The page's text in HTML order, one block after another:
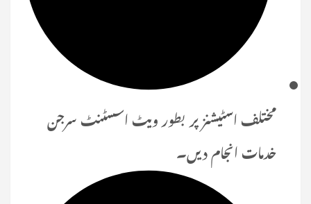
مختلف اسٹیشنز پر بطور ویٹ اسسٹنٹ سرجن
خدمات انجام دیں۔